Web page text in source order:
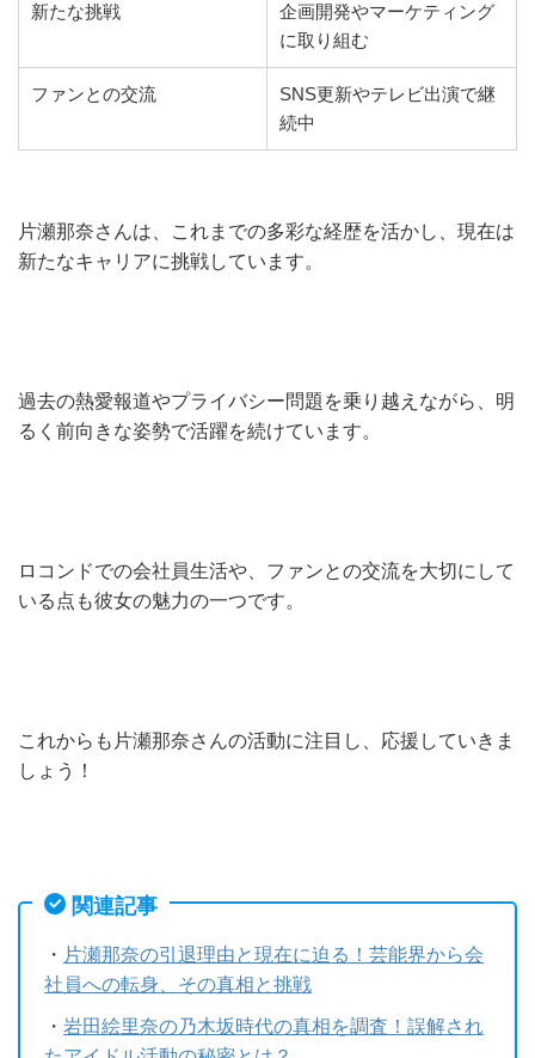
新たな挑戦
企画開発やマーケティング
に取り組む
ファンとの交流
SNS更新やテレビ出演で継
続中
片瀬那奈さんは、これまでの多彩な経歴を活かし、現在は
新たなキャリアに挑戦しています。
過去の熱愛報道やプライバシー問題を乗り越えながら、明
るく前向きな姿勢で活躍を続けています。
ロコンドでの会社員生活や、ファンとの交流を大切にして
いる点も彼女の魅力の一つです。
これからも片瀬那奈さんの活動に注目し、応援していきま
しょう！
関連記事
・ 片瀬那奈の引退理由と現在に迫る！芸能界から会
社員への転身、その真相と挑戦
・ 岩田絵里奈の乃木坂時代の真相を調査！誤解され